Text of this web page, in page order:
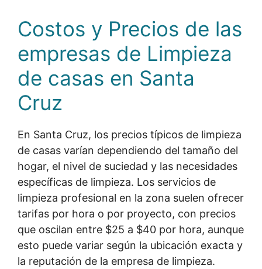
Costos y Precios de las
empresas de Limpieza
de casas en Santa
Cruz
En Santa Cruz, los precios típicos de limpieza
de casas varían dependiendo del tamaño del
hogar, el nivel de suciedad y las necesidades
específicas de limpieza. Los servicios de
limpieza profesional en la zona suelen ofrecer
tarifas por hora o por proyecto, con precios
que oscilan entre $25 a $40 por hora, aunque
esto puede variar según la ubicación exacta y
la reputación de la empresa de limpieza.